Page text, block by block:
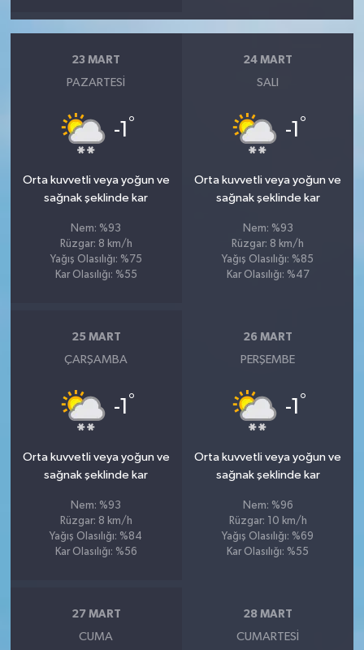
23 MART
PAZARTESI
-1 °
Orta kuvvetli veya yoğun ve
sağnak şeklinde kar
Nem: %93
Rüzgar: 8 km/h
Yağış Olasılığı: %75
Kar Olasılığı: %55
24 MART
SALI
-1 °
Orta kuvvetli veya yoğun ve
sağnak şeklinde kar
Nem: %93
Rüzgar: 8 km/h
Yağış Olasılığı: %85
Kar Olasılığı: %47
25 MART
ÇARŞAMBA
-1 °
Orta kuvvetli veya yoğun ve
sağnak şeklinde kar
Nem: %93
Rüzgar: 8 km/h
Yağış Olasılığı: %84
Kar Olasılığı: %56
26 MART
PERŞEMBE
-1 °
Orta kuvvetli veya yoğun ve
sağnak şeklinde kar
Nem: %96
Rüzgar: 10 km/h
Yağış Olasılığı: %69
Kar Olasılığı: %55
27 MART
CUMA
28 MART
CUMARTESI